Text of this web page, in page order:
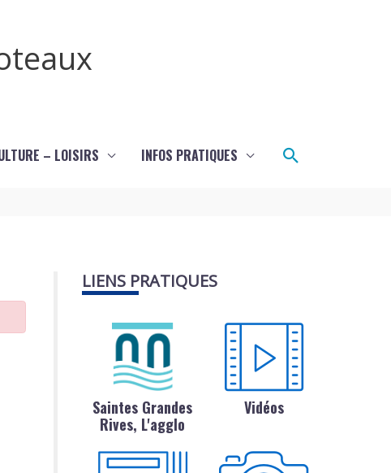
– LOISIRS INFOS PRATIQUES Rechercher
LIENS PRATIQUES
Saintes Grandes
Rives, L'agglo
Vidéos